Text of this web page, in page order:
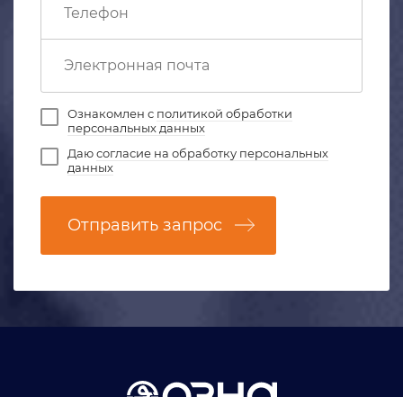
Ознакомлен с политикой обработки
персональных данных
Даюсогласие на обработку персональных
данных
Отправить запрос